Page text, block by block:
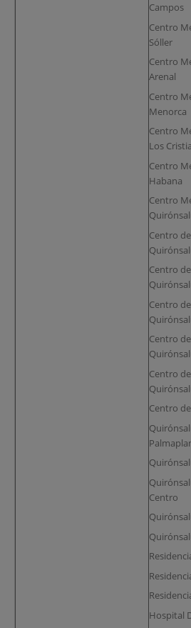
Campos
Centro
Sóller
Centro
Arenal
Centro
Menorca
Centro
Los
Centro
Habana
Centro
Centro
Centro
Centro
Centro
Centro
Centro
Centro
Hospital